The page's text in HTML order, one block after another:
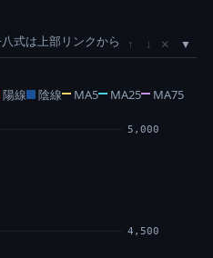
式は上部リンクから ↑ ↓ ×
陽線 陰線 MA5 MA25 MA75
4,500
5,000